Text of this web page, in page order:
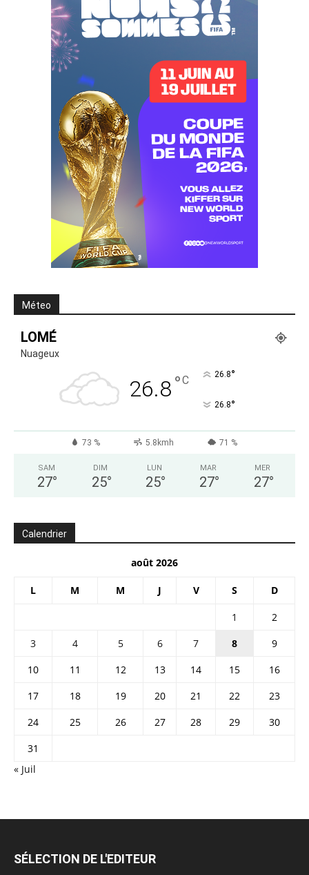
Méteo
LOMÉ
Nuageux
26.8°C 26.8°
26.8°
73 % 5.8kmh 71 %
SAM
27°
DIM
25°
LUN
25°
MAR
27°
MER
27°
Calendrier
août 2026
L M M J V S D
1
2
3
4 5 6 7 8
9
10
11 12 13 14 15
16
17
18 19 20 21 22
23
24
25 26 27 28 29
30
31
« Juil
SÉLECTION DE L'EDITEUR